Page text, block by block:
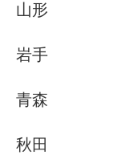
山形
岩手
青森
秋田